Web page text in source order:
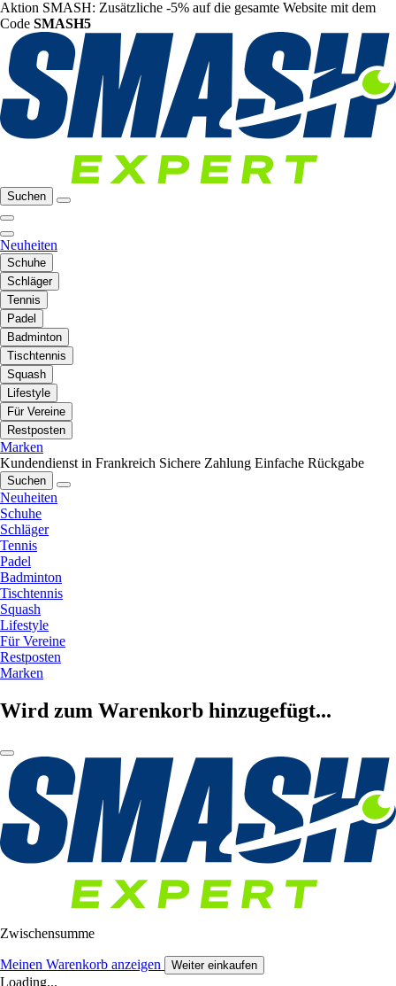
Aktion SMASH: Zusätzliche -5% auf die gesamte Website mit dem
Code SMASH5
Suchen
Neuheiten
Schuhe
Schläger
Tennis
Padel
Badminton
Tischtennis
Squash
Lifestyle
Für Vereine
Restposten
Marken
Kundendienst in Frankreich Sichere Zahlung Einfache Rückgabe
Suchen
Neuheiten
Schuhe
Schläger
Tennis
Padel
Badminton
Tischtennis
Squash
Lifestyle
Für Vereine
Restposten
Marken
Wird zum Warenkorb hinzugefügt...
Zwischensumme
Meinen Warenkorb anzeigen Weiter einkaufen
Loading...